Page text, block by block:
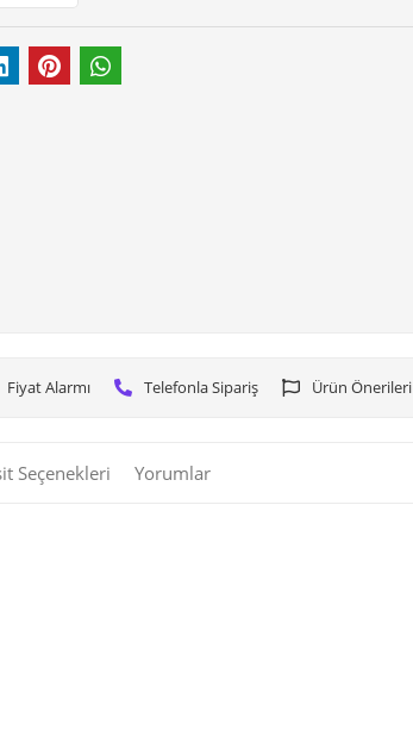
Fiyat Alarmı Telefonla Sipariş Ürün Önerileri
Seçenekleri Yorumlar